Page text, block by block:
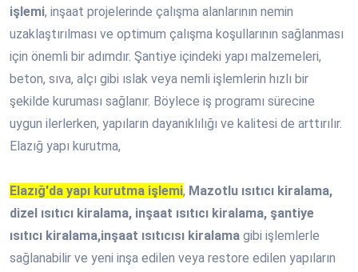
işlemi, inşaat projelerinde çalışma alanlarının nemin
uzaklaştırılması ve optimum çalışma koşullarının sağlanması
için önemli bir adımdır. Şantiye içindeki yapı malzemeleri,
beton, sıva, alçı gibi ıslak veya nemli işlemlerin hızlı bir
şekilde kuruması sağlanır. Böylece iş programı sürecine
uygun ilerlerken, yapıların dayanıklılığı ve kalitesi de arttırılır.
Elazığ yapı kurutma,
Elazığ'da yapı kurutma işlemi, Mazotlu ısıtıcı kiralama,
dizel ısıtıcı kiralama, inşaat ısıtıcı kiralama, şantiye
ısıtıcı kiralama,inşaat ısıtıcısı kiralama gibi işlemlerle
sağlanabilir ve yeni inşa edilen veya restore edilen yapıların